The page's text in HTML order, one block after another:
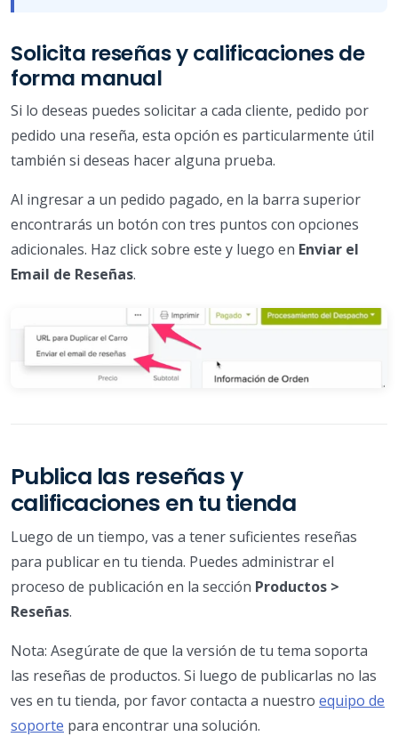
Solicita reseñas y calificaciones de
forma manual
Si lo deseas puedes solicitar a cada cliente, pedido por
pedido una reseña, esta opción es particularmente útil
también si deseas hacer alguna prueba.
Al ingresar a un pedido pagado, en la barra superior
encontrarás un botón con tres puntos con opciones
adicionales. Haz click sobre este y luego en Enviar el
Email de Reseñas.
Publica las reseñas y
calificaciones en tu tienda
Luego de un tiempo, vas a tener suficientes reseñas
para publicar en tu tienda. Puedes administrar el
proceso de publicación en la sección Productos >
Reseñas.
Nota: Asegúrate de que la versión de tu tema soporta
las reseñas de productos. Si luego de publicarlas no las
ves en tu tienda, por favor contacta a nuestro equipo de
soporte para encontrar una solución.